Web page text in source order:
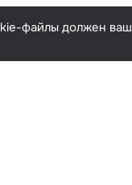
файлы должен ваш